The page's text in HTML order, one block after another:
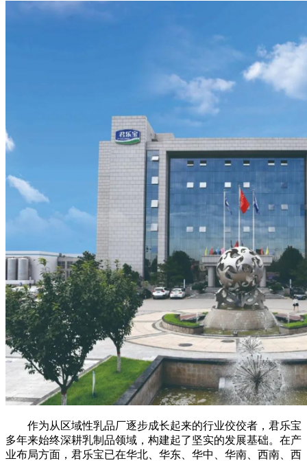
作为从区域性乳品厂逐步成长起来的行业佼佼者，君乐宝
多年来始终深耕乳制品领域，构建起了坚实的发展基础。在产
业布局方面，君乐宝已在华北、华东、华中、华南、西南、西